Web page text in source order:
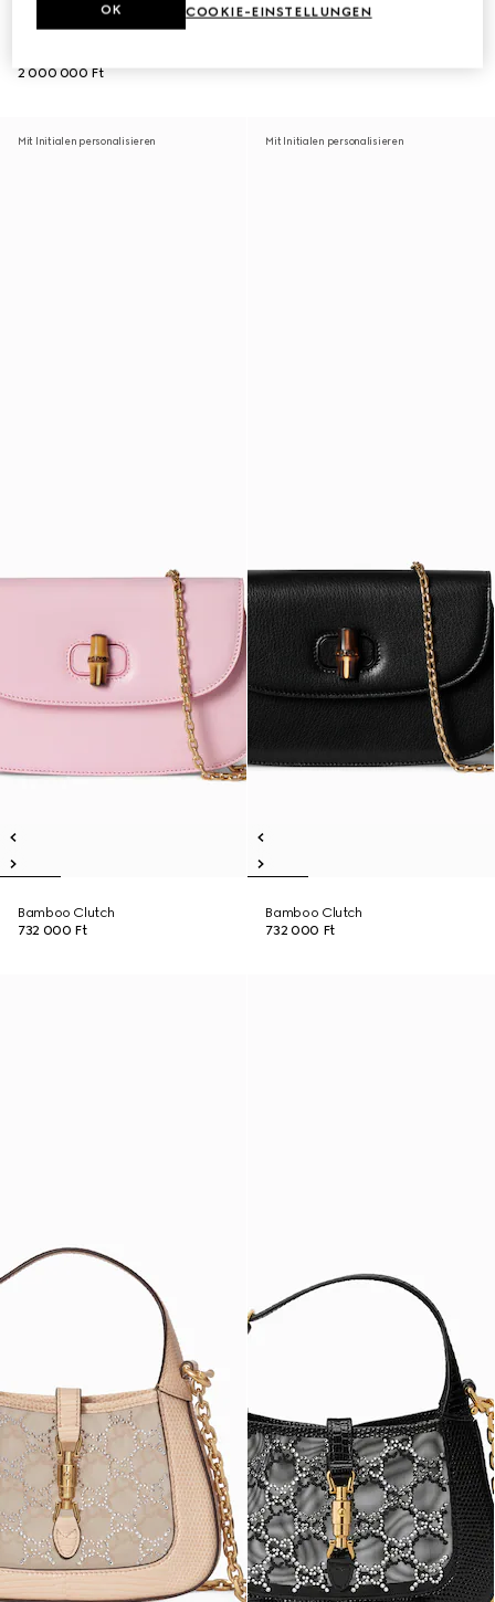
2 000 000 Ft
Mit Initialen personalisieren
Bamboo Clutch
732 000 Ft
Mit Initialen personalisieren
Bamboo Clutch
732 000 Ft
COOKIE-EINSTELLUNGEN
OK